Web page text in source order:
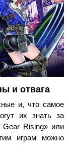
и отвага
и, что самое
их знать за
Gear Rising» или
играм можно